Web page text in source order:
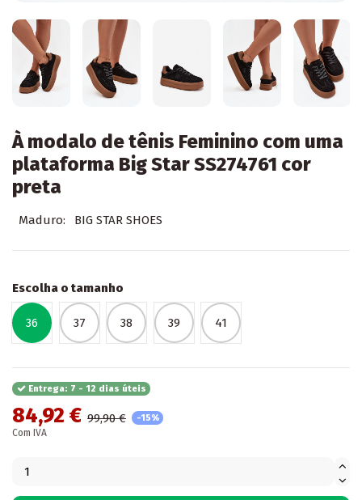
À modalo de tênis Feminino com uma
plataforma Big Star SS274761 cor
preta
Maduro: BIG STAR SHOES
Escolha o tamanho
36 37 38 39 41
Entrega: 7 - 12 dias úteis
84,92 € 99,90 €
-15%
Com IVA